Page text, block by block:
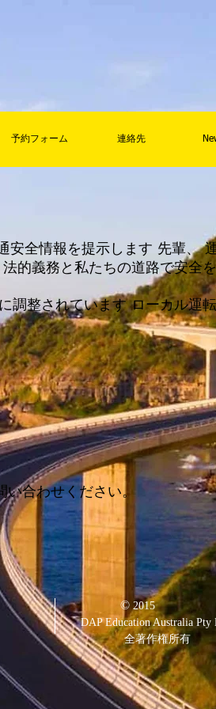
予約フォーム 連絡先
安全情報を提示します 先輩、
法的義務と私たちの道路で安全
調整されています ローカル運
合わせください。
© 2015
DAP Education Australia Pty
全著作権所有